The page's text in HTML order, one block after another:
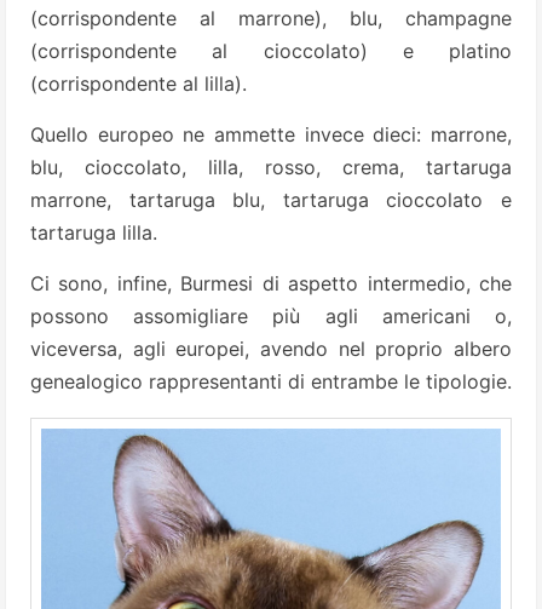
(corrispondente al marrone), blu, champagne
(corrispondente al cioccolato) e platino
(corrispondente al lilla).
Quello europeo ne ammette invece dieci: marrone,
blu, cioccolato, lilla, rosso, crema, tartaruga
marrone, tartaruga blu, tartaruga cioccolato e
tartaruga lilla.
Ci sono, infine, Burmesi di aspetto intermedio, che
possono assomigliare più agli americani o,
viceversa, agli europei, avendo nel proprio albero
genealogico rappresentanti di entrambe le tipologie.